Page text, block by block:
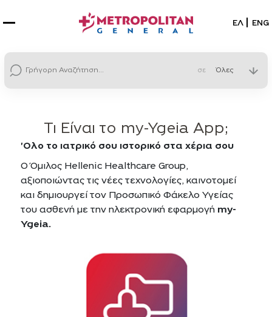
ΕΛ ENG
σε
Τι Είναι το my-Ygeia App;
'Oλο το ιατρικό σου ιστορικό στα χέρια σου
Ο Όμιλος Hellenic Healthcare Group,
αξιοποιώντας τις νέες τεχνολογίες, καινοτομεί
και δημιουργεί τον Προσωπικό Φάκελο Υγείας
του ασθενή με την ηλεκτρονική εφαρμογή my-
Ygeia.